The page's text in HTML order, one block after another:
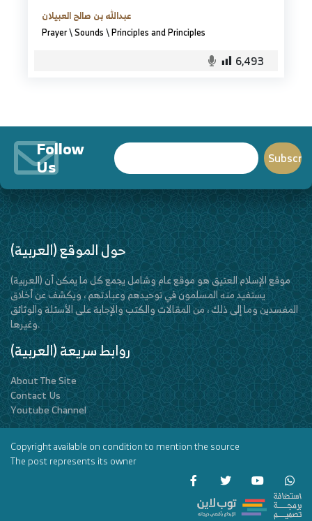
عبدالله بن صالح العبيلان
Prayer\Sounds\Principles and Principles
6,493
Follow
Us
(العربية) حول الموقع
(العربية) موقع الإسلام العتيق هو موقع عام وشامل يجمع كل ما يمكن أن
يستفيد منه المسلمون في توحيدهم وعبادتهم ، ويكشف عن أخلاق
المفسدين وما إلى ذلك ، من المقالات والكتب والإجابة على الأسئلة والوثائق
وغيرها.
(العربية) روابط سريعة
About The Site
Contact Us
Youtube Channel
Copyright available on condition to mention the source
The post represents its owner